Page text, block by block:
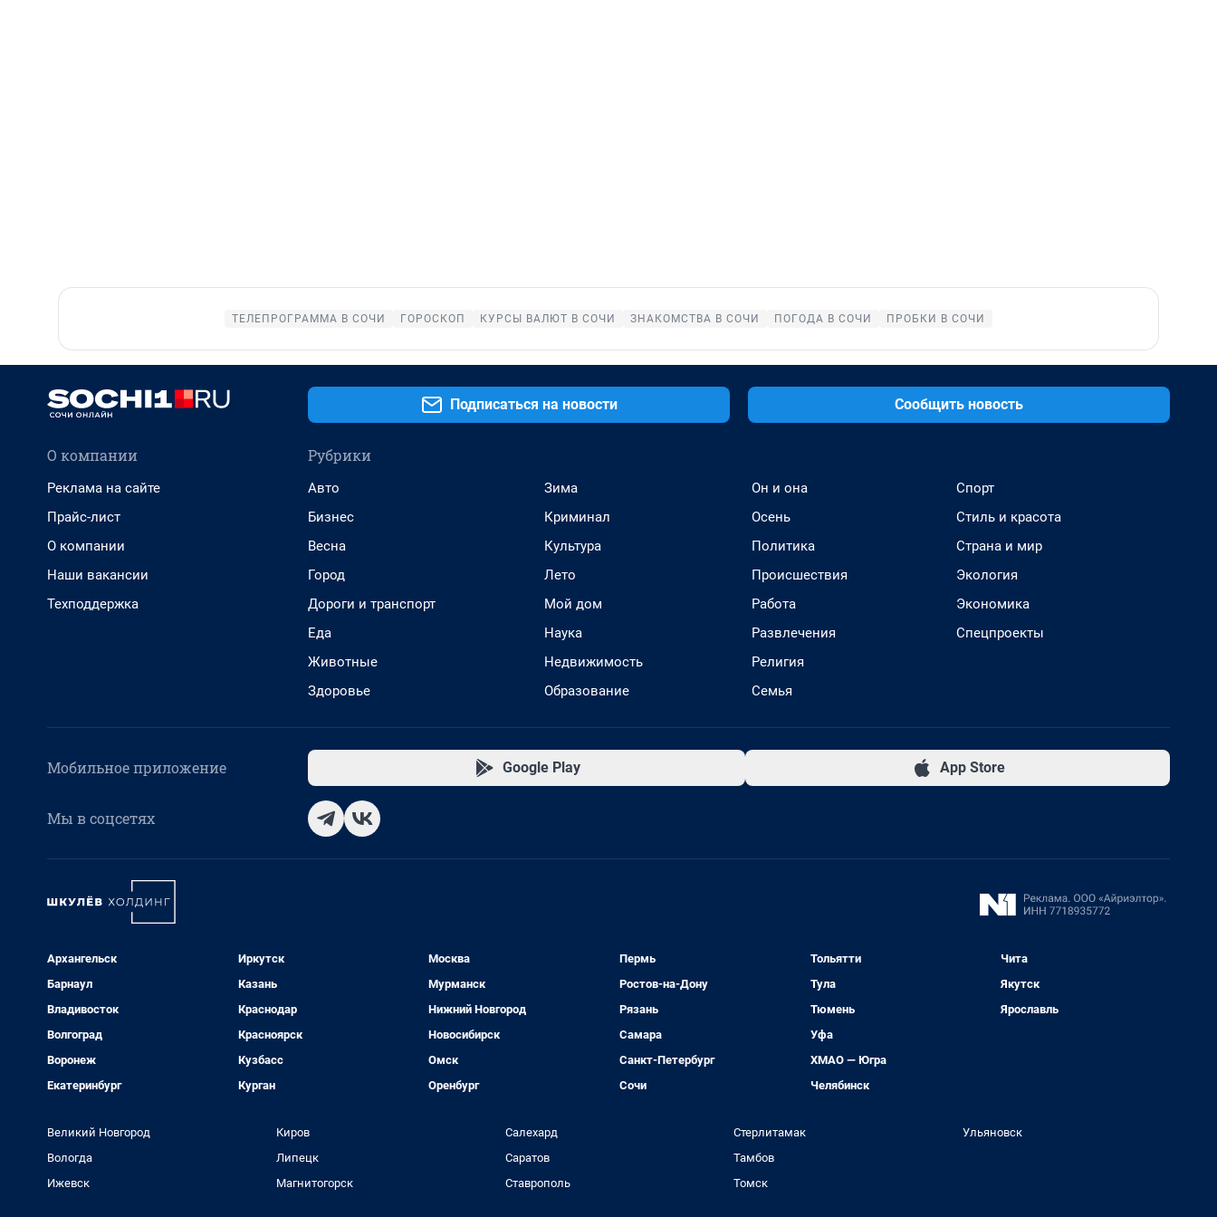
ТЕЛЕПРОГРАММА В СОЧИ ГОРОСКОП КУРСЫ ВАЛЮТ В СОЧИ ЗНАКОМСТВА В СОЧИ ПОГОДА В СОЧИ ПРОБКИ В СОЧИ
Подписаться на новости Сообщить новость
О компании
Реклама на сайте
Прайс-лист
О компании
Наши вакансии
Техподдержка
Рубрики
Авто
Бизнес
Весна
Город
Дороги и транспорт
Еда
Животные
Здоровье
Зима
Криминал
Культура
Лето
Мой дом
Наука
Недвижимость
Образование
Он и она
Осень
Политика
Происшествия
Работа
Развлечения
Религия
Семья
Спорт
Стиль и красота
Страна и мир
Экология
Экономика
Спецпроекты
Мобильное приложение Google Play App Store
Мы в соцсетях
Архангельск
Барнаул
Владивосток
Волгоград
Воронеж
Екатеринбург
Иркутск
Казань
Краснодар
Красноярск
Кузбасс
Курган
Москва
Мурманск
Нижний Новгород
Новосибирск
Омск
Оренбург
Пермь
Ростов-на-Дону
Рязань
Самара
Санкт-Петербург
Сочи
Тольятти
Тула
Тюмень
Уфа
ХМАО — Югра
Челябинск
Чита
Якутск
Ярославль
Великий Новгород
Вологда
Ижевск
Киров
Липецк
Магнитогорск
Салехард
Саратов
Ставрополь
Стерлитамак
Тамбов
Томск
Ульяновск